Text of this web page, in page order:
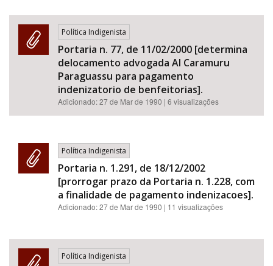
Política Indigenista
Portaria n. 77, de 11/02/2000 [determina
delocamento advogada AI Caramuru
Paraguassu para pagamento
indenizatorio de benfeitorias].
Adicionado:27 de Mar de 1990 | 6 visualizações
Política Indigenista
Portaria n. 1.291, de 18/12/2002
[prorrogar prazo da Portaria n. 1.228, com
a finalidade de pagamento indenizacoes].
Adicionado:27 de Mar de 1990 | 11 visualizações
Política Indigenista